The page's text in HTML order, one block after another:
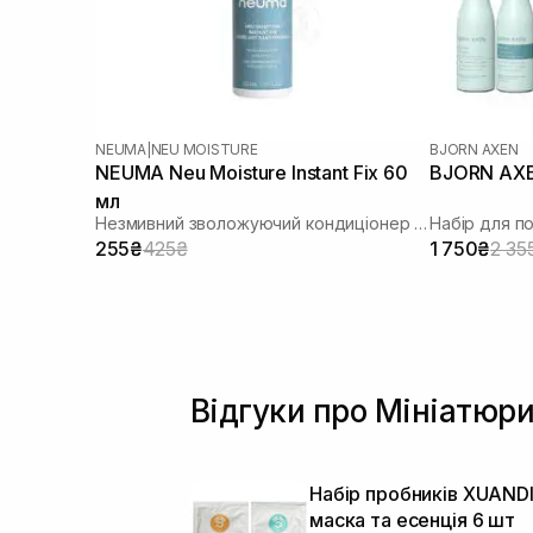
Стовбурові клітини (1)
Трипептид міді(1)
Чайне дерево(1)
NEUMA| NEU MOISTURE
NEUMA Neu Moisture Instant Fix 60
мл
Незмивний зволожуючий кондиціонер для живлення та розплутування волосся
255₴425₴
BJORN AXEN
BJORN
Набір для
1 750₴2
Відгуки про
Набір пробників
маска та есенція 6 шт